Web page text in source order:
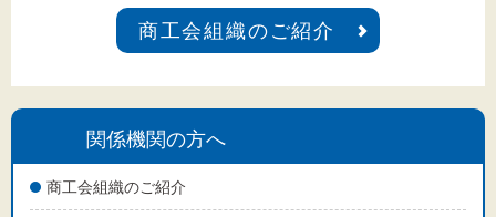
関係機関の方へ
商工会組織のご紹介
商工会組織のご紹介